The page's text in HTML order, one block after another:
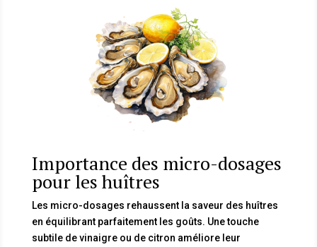
Importance des micro-dosages
pour les huîtres
Les micro-dosages rehaussent la saveur des huîtres
en équilibrant parfaitement les goûts. Une touche
subtile de vinaigre ou de citron améliore leur